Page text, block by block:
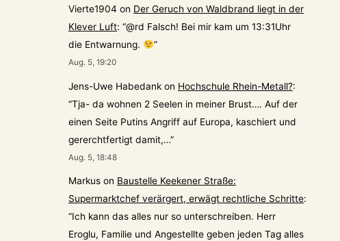
Vierte1904 on Der Geruch von Waldbrand liegt in der
Klever Luft: “@rd Falsch! Bei mir kam um 13:31Uhr
die Entwarnung.
”
Aug. 5, 19:20
Jens-Uwe Habedank on Hochschule Rhein-Metall?:
“Tja- da wohnen 2 Seelen in meiner Brust…. Auf der
einen Seite Putins Angriff auf Europa, kaschiert und
gererchtfertigt damit,…”
Aug. 5, 18:48
Markus on Baustelle Keekener Straße:
Supermarktchef verärgert, erwägt rechtliche Schritte:
“Ich kann das alles nur so unterschreiben. Herr
Eroglu, Familie und Angestellte geben jeden Tag alles